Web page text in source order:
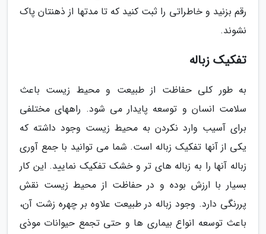
رقم بزنید و خاطراتی را ثبت کنید که تا مدتها از ذهنتان پاک
نشوند.
تفکیک زباله
به طور کلی حفاظت از طبیعت و محیط زیست باعث
سلامت انسان و توسعه پایدار می شود. راههای مختلفی
برای آسیب وارد نکردن به محیط زیست وجود داشته که
یکی از آنها تفکیک زباله است. شما می توانید با جمع آوری
زباله آنها را به زباله های تر و خشک تفکیک نمایید. این کار
بسیار با ارزش بوده و در حفاظت از محیط زیست نقش
پررنگی دارد. وجود زباله در طبیعت علاوه بر چهره زشت آن،
باعث توسعه انواع بیماری ها و حتی تجمع حیوانات موذی